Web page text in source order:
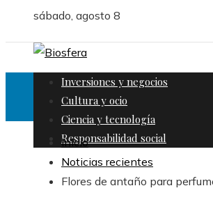
sábado, agosto 8
Inversiones y negocios
Cultura y ocio
Ciencia y tecnología
Responsabilidad social
Inicio
Noticias recientes
Flores de antaño para